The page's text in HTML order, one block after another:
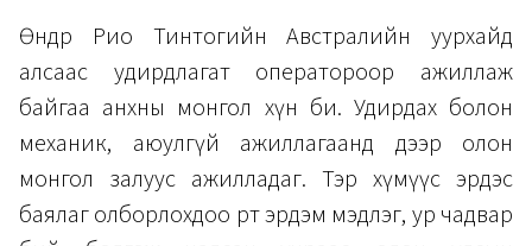
Өнөөдөр Рио Тинтогийн Австралийн уурхайд
алсаас удирдлагат оператороор ажиллаж
байгаа анхны монгол хүн би. Удирдах болон
механик, аюулгүй ажиллагаанд дээр олон
монгол залуус ажилладаг. Тэр хүмүүс эрдэс
баялаг олборлохдоо өөртөө эрдэм мэдлэг, ур чадвар